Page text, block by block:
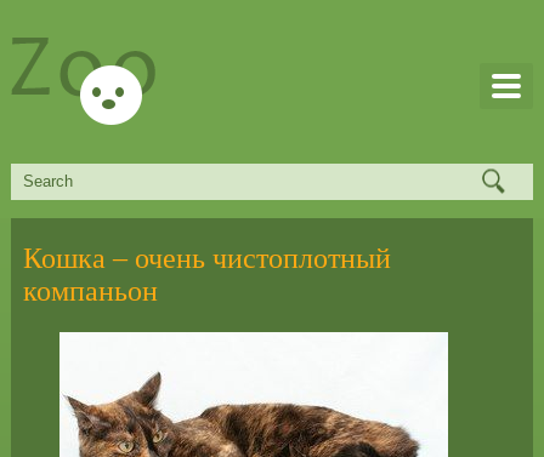
Кошка – очень чистоплотный
компаньон